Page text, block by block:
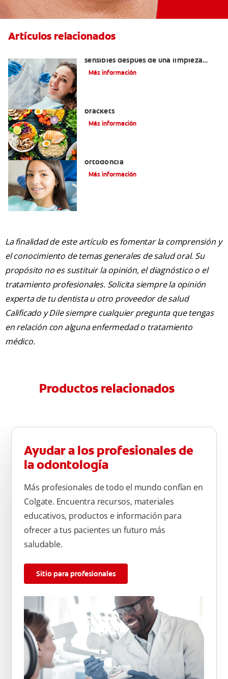
Artículos relacionados
sensibles después de una limpieza
dental?
Más información
brackets
Más información
ortodoncia
Más información
La finalidad de este artículo es fomentar la comprensión y
el conocimiento de temas generales de salud oral. Su
propósito no es sustituir la opinión, el diagnóstico o el
tratamiento profesionales. Solicita siempre la opinión
experta de tu dentista u otro proveedor de salud
Calificado y Dile siempre cualquier pregunta que tengas
en relación con alguna enfermedad o tratamiento
médico.
Productos relacionados
Ayudar a los profesionales de
la odontología
Más profesionales de todo el mundo confían en
Colgate. Encuentra recursos, materiales
educativos, productos e información para
ofrecer a tus pacientes un futuro más
saludable.
Sitio para profesionales